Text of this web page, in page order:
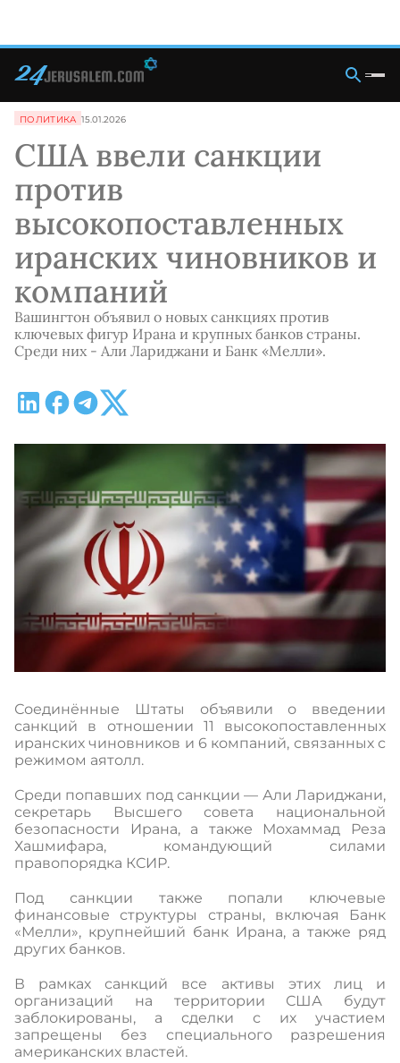
ПОЛИТИКА 15.01.2026
США ввели санкции
против
высокопоставленных
иранских чиновников и
компаний
Вашингтон объявил о новых санкциях против
ключевых фигур Ирана и крупных банков страны.
Среди них - Али Лариджани и Банк «Мелли».
Соединённые Штаты объявили о введении
санкций в отношении 11 высокопоставленных
иранских чиновников и 6 компаний, связанных с
режимом аятолл.
Среди попавших под санкции — Али Лариджани,
секретарь Высшего совета национальной
безопасности Ирана, а также Мохаммад Реза
Хашмифара, командующий силами
правопорядка КСИР.
Под санкции также попали ключевые
финансовые структуры страны, включая Банк
«Мелли», крупнейший банк Ирана, а также ряд
других банков.
В рамках санкций все активы этих лиц и
организаций на территории США будут
заблокированы, а сделки с их участием
запрещены без специального разрешения
американских властей.